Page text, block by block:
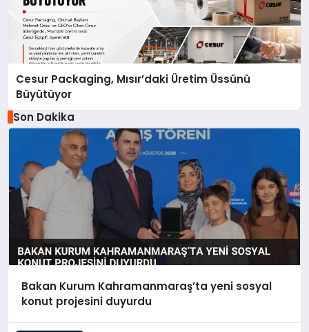
Cesur Packaging, Mısır’daki Üretim Üssünü
Büyütüyor
Son Dakika
Bakan Kurum Kahramanmaraş’ta yeni sosyal
konut projesini duyurdu